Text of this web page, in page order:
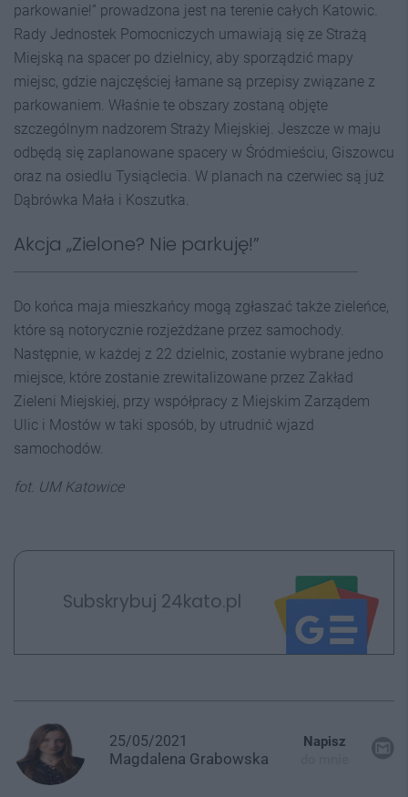
parkowanie!” prowadzona jest na terenie całych Katowic.
Rady Jednostek Pomocniczych umawiają się ze Strażą
Miejską na spacer po dzielnicy, aby sporządzić mapy
miejsc, gdzie najczęściej łamane są przepisy związane z
parkowaniem. Właśnie te obszary zostaną objęte
szczególnym nadzorem Straży Miejskiej. Jeszcze w maju
odbędą się zaplanowane spacery w Śródmieściu, Giszowcu
oraz na osiedlu Tysiąclecia. W planach na czerwiec są już
Dąbrówka Mała i Koszutka.
Akcja „Zielone? Nie parkuję!”
Do końca maja mieszkańcy mogą zgłaszać także zieleńce,
które są notorycznie rozjeżdżane przez samochody.
Następnie, w każdej z 22 dzielnic, zostanie wybrane jedno
miejsce, które zostanie zrewitalizowane przez Zakład
Zieleni Miejskiej, przy współpracy z Miejskim Zarządem
Ulic i Mostów w taki sposób, by utrudnić wjazd
samochodów.
fot. UM Katowice
Subskrybuj 24kato.pl
25/05/2021
Magdalena Grabowska
Napisz